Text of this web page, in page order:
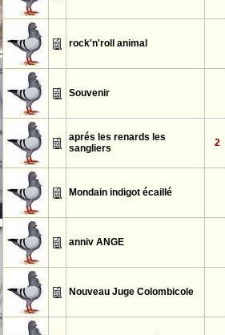
rock'n'roll animal
Souvenir
aprés les renards les
sangliers
2
Mondain indigot écaillé
anniv ANGE
Nouveau Juge Colombicole